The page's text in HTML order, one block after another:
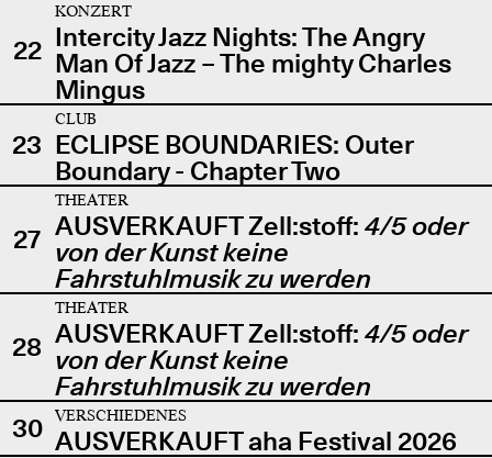
22
KONZERT
Intercity Jazz Nights: The Angry
Man Of Jazz – The mighty Charles
Mingus
23
CLUB
ECLIPSE BOUNDARIES: Outer
Boundary - Chapter Two
27
THEATER
AUSVERKAUFT Zell:stoff: 4/5 oder
von der Kunst keine
Fahrstuhlmusik zu werden
28
THEATER
AUSVERKAUFT Zell:stoff: 4/5 oder
von der Kunst keine
Fahrstuhlmusik zu werden
30
VERSCHIEDENES
AUSVERKAUFT aha Festival 2026